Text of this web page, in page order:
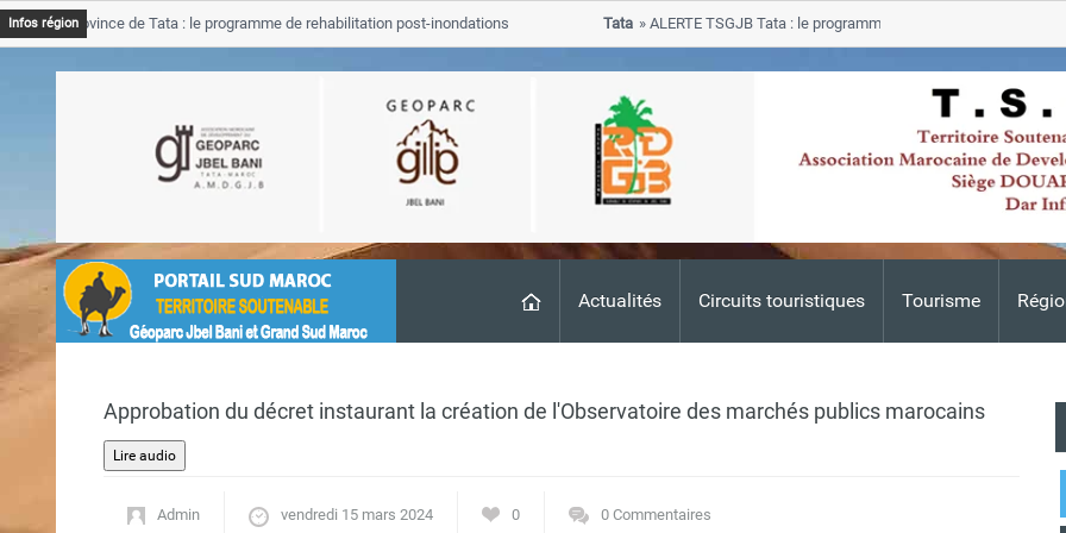
Actualités Circuits touristiques Tourisme
Infos région
Province de Tata : le programme de rehabilitation post-inondations
ALERTE TSGJB Tata : le programme de rehabilitation post-
progresse dans les zones sinistrees
Approbation du décret instaurant la création de l'Observatoire des marchés publics marocains
Admin vendredi 15 mars 2024 0 0 Commentaires